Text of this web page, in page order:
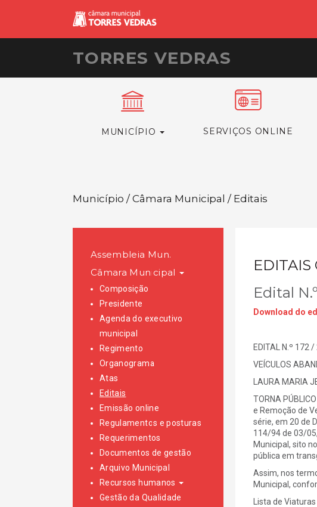
TORRES VEDRAS
MUNICÍPIO SERVIÇOS ONLINE
Município / Câmara Municipal / Editais
Assembleia Mun.
Câmara Municipal
Composição
Presidente
Agenda do executivo
municipal
Regimento
Organograma
Atas
Editais
Emissão online
Regulamentos e posturas
Requerimentos
Documentos de gestão
Arquivo Municipal
Recursos humanos
Gestão da Qualidade
Edital
Download do
EDITAL N.º 172
VEÍCULOS
LAURA MARIA
TORNA
e Remoção de
série, em 20 de
114/94 de 03/
Municipal, sito
pública em
Assim, nos
Municipal,
Lista de